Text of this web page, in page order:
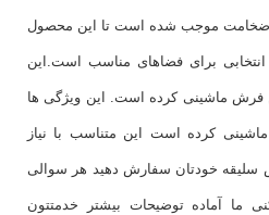
ضخامت موجب شده است تا این محصول
انتخابی برای فضاهای مناسب است.این
فرش ماشینی کرده است. این ویژگی ها
کرده است این متناسب با نیاز
سلیقه خودتان سفارش دهید هر سوالی
ما آماده توضیحات بیشتر خدمتتون